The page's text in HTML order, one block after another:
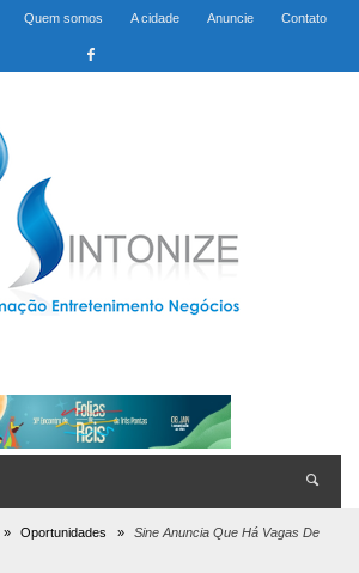
Quem somos A cidade Anuncie Contato
» Oportunidades »
Sine Anuncia Que Há Vagas De